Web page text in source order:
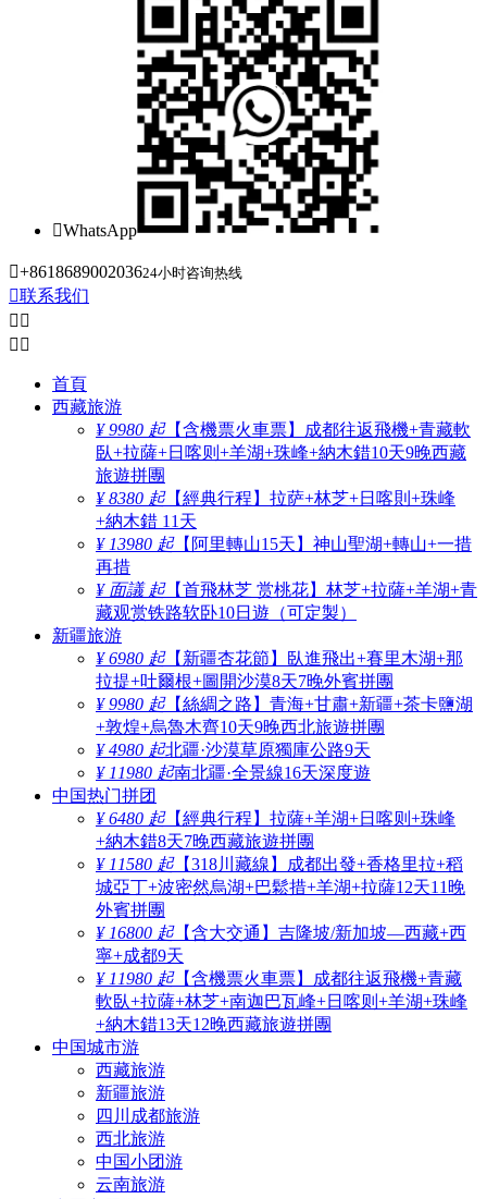
WhatsApp
+861868900203624小时咨询热线
联系我们
 
 
首頁
西藏旅游
¥ 9980 起【含機票火車票】成都往返飛機+青藏軟
臥+拉薩+日喀则+羊湖+珠峰+納木錯10天9晚西藏
旅遊拼團
¥ 8380 起【經典行程】拉萨+林芝+日喀則+珠峰
+納木錯 11天
¥ 13980 起【阿里轉山15天】神山聖湖+轉山+一措
再措
¥ 面議 起【首飛林芝 赏桃花】林芝+拉薩+羊湖+青
藏观赏铁路软卧10日遊（可定製）
新疆旅游
¥ 6980 起【新疆杏花節】臥進飛出+賽里木湖+那
拉提+吐爾根+圖開沙漠8天7晚外賓拼團
¥ 9980 起【絲綢之路】青海+甘肅+新疆+茶卡鹽湖
+敦煌+烏魯木齊10天9晚西北旅遊拼團
¥ 4980 起北疆·沙漠草原獨庫公路9天
¥ 11980 起南北疆·全景線16天深度遊
中国热门拼团
¥ 6480 起【經典行程】拉薩+羊湖+日喀则+珠峰
+納木錯8天7晚西藏旅遊拼團
¥ 11580 起【318川藏線】成都出發+香格里拉+稻
城亞丁+波密然烏湖+巴鬆措+羊湖+拉薩12天11晚
外賓拼團
¥ 16800 起【含大交通】吉隆坡/新加坡—西藏+西
寧+成都9天
¥ 11980 起【含機票火車票】成都往返飛機+青藏
軟臥+拉薩+林芝+南迦巴瓦峰+日喀则+羊湖+珠峰
+納木錯13天12晚西藏旅遊拼團
中国城市游
西藏旅游
新疆旅游
四川成都旅游
西北旅游
中国小团游
云南旅游